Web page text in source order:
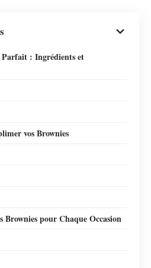
Parfait : Ingrédients et
vos Brownies
Brownies pour Chaque Occasion